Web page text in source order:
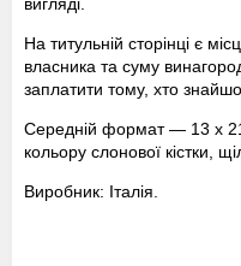
вигляді.
На титульній сторінці є
власника та суму
заплатити тому, хто
Середній формат — 13 x
кольору слонової кістки,
Виробник: Італія.